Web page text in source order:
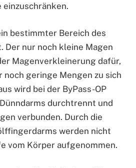
bestimmter Bereich des
Der nur noch kleine Magen
Magenverkleinerung dafür,
noch geringe Mengen zu sich
wird bei der ByPass-OP
durchtrennt und
verbunden. Durch die
werden nicht
vom Körper aufgenommen.